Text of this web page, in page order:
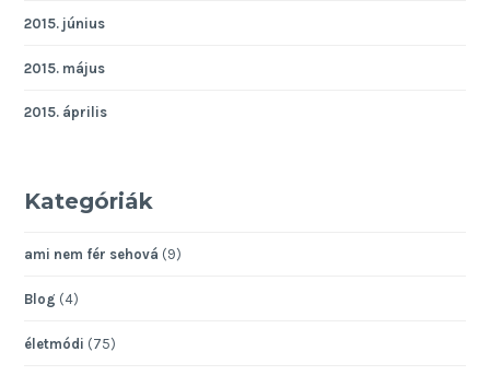
2015. június
2015. május
2015. április
Kategóriák
ami nem fér sehová (9)
Blog (4)
életmódi (75)